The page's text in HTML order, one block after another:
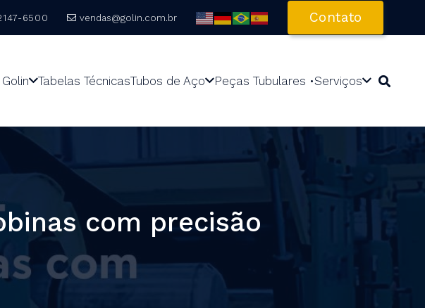
6500 vendas@golin.com.br Contato
Tabelas TécnicasTubos de Aço Peças Tubulares •Serviços
com precisão